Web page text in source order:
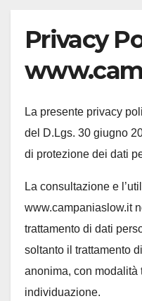
Privacy
La presente privacy
del D.Lgs. 30 giugno
di protezione dei dati
La consultazione e
www.campaniaslow.it
trattamento di dati
soltanto il trattamento
anonima, con
individuazione.